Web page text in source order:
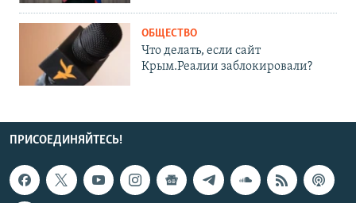
ОБЩЕСТВО
Что делать, если сайт
Крым.Реалии заблокировали?
ПРИСОЕДИНЯЙТЕСЬ!